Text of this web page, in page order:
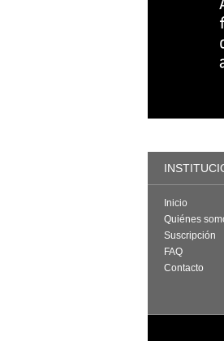
Inicio
Quiénes
Suscripción
FAQ
Contacto